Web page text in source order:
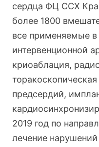
сердца ФЦ ССХ
более 1800
все применяемые
интервенционной
криоаблация,
предсердий,
2019 год по
лечение